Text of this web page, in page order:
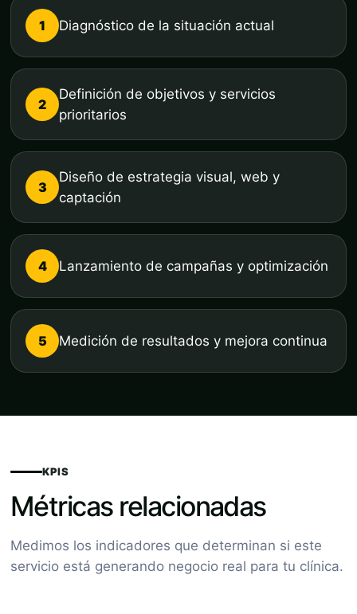
1 Diagnóstico de la situación actual
2
Definición de objetivos y servicios
prioritarios
3
Diseño de estrategia visual, web y
captación
4 Lanzamiento de campañas y optimización
5 Medición de resultados y mejora continua
KPIS
Métricas relacionadas
Medimos los indicadores que determinan si este
servicio está generando negocio real para tu clínica.